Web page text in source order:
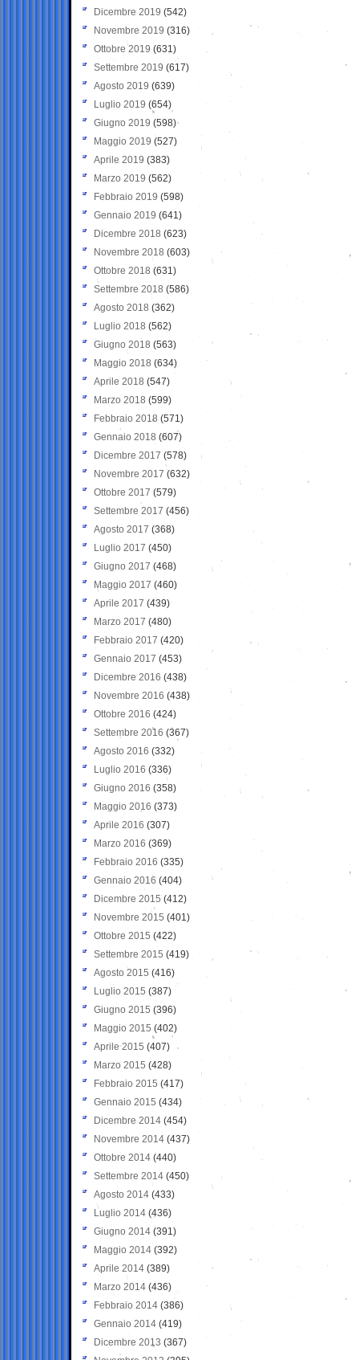
Dicembre 2019 (542)
Novembre 2019 (316)
Ottobre 2019 (631)
Settembre 2019 (617)
Agosto 2019 (639)
Luglio 2019 (654)
Giugno 2019 (598)
Maggio 2019 (527)
Aprile 2019 (383)
Marzo 2019 (562)
Febbraio 2019 (598)
Gennaio 2019 (641)
Dicembre 2018 (623)
Novembre 2018 (603)
Ottobre 2018 (631)
Settembre 2018 (586)
Agosto 2018 (362)
Luglio 2018 (562)
Giugno 2018 (563)
Maggio 2018 (634)
Aprile 2018 (547)
Marzo 2018 (599)
Febbraio 2018 (571)
Gennaio 2018 (607)
Dicembre 2017 (578)
Novembre 2017 (632)
Ottobre 2017 (579)
Settembre 2017 (456)
Agosto 2017 (368)
Luglio 2017 (450)
Giugno 2017 (468)
Maggio 2017 (460)
Aprile 2017 (439)
Marzo 2017 (480)
Febbraio 2017 (420)
Gennaio 2017 (453)
Dicembre 2016 (438)
Novembre 2016 (438)
Ottobre 2016 (424)
Settembre 2016 (367)
Agosto 2016 (332)
Luglio 2016 (336)
Giugno 2016 (358)
Maggio 2016 (373)
Aprile 2016 (307)
Marzo 2016 (369)
Febbraio 2016 (335)
Gennaio 2016 (404)
Dicembre 2015 (412)
Novembre 2015 (401)
Ottobre 2015 (422)
Settembre 2015 (419)
Agosto 2015 (416)
Luglio 2015 (387)
Giugno 2015 (396)
Maggio 2015 (402)
Aprile 2015 (407)
Marzo 2015 (428)
Febbraio 2015 (417)
Gennaio 2015 (434)
Dicembre 2014 (454)
Novembre 2014 (437)
Ottobre 2014 (440)
Settembre 2014 (450)
Agosto 2014 (433)
Luglio 2014 (436)
Giugno 2014 (391)
Maggio 2014 (392)
Aprile 2014 (389)
Marzo 2014 (436)
Febbraio 2014 (386)
Gennaio 2014 (419)
Dicembre 2013 (367)